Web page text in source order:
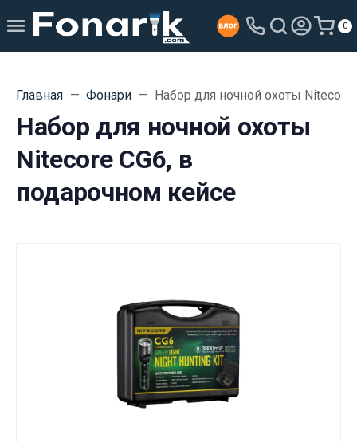
0
Главная Фонари Набор для ночной охоты Nitecore
Набор для ночной охоты
Nitecore CG6, в
подарочном кейсе